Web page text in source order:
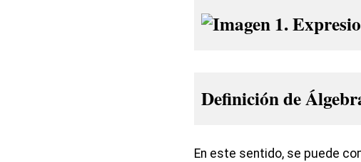
Definición de
En este sentido, se puede